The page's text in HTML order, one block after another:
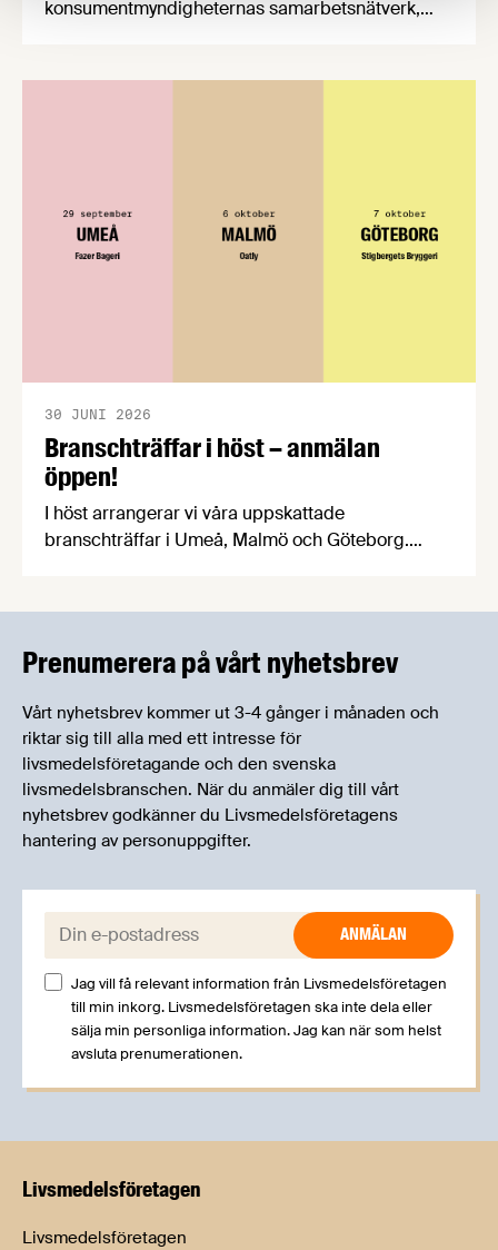
konsumentmyndigheternas samarbetsnätverk,
konsumentmaktsdirektivet. Livsmedelsföretagen
Branschträffar i höst – anmälan
öppen!
30 JUNI 2026
I höst arrangerar vi våra uppskattade
branschträffar i Umeå, Malmö och Göteborg.
kan träffa branschkollegor och utbyta
Prenumerera på vårt nyhetsbrev
Vårt nyhetsbrev kommer ut 3-4 gånger i månaden och
riktar sig till alla med ett intresse för
livsmedelsföretagande och den svenska
livsmedelsbranschen. När du anmäler dig till vårt
nyhetsbrev godkänner du Livsmedelsföretagens
hantering av personuppgifter.
E-post:
Jag vill få relevant information från Livsmedelsföretagen
till min inkorg. Livsmedelsföretagen ska inte dela eller
sälja min personliga information. Jag kan när som helst
avsluta prenumerationen.
Livsmedels­företagen
Livsmedelsföretagen